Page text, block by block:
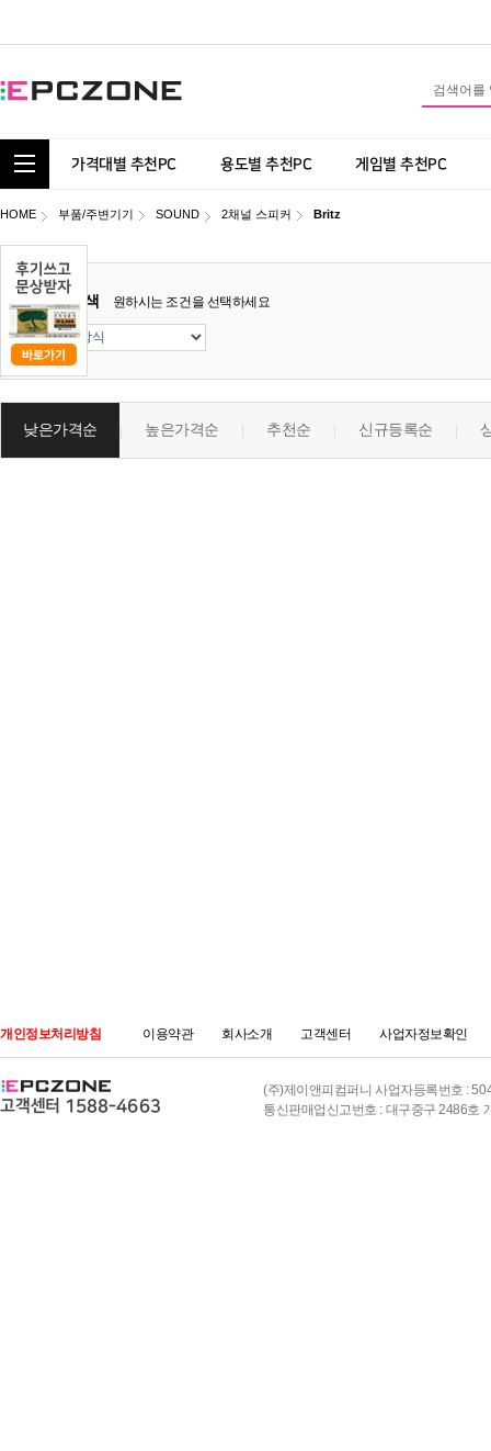
통합 카테고리 보기
가격대별 추천PC 용도별 추천PC 게임별 추천PC
HOME 부품/주변기기 SOUND 2채널 스피커 Britz
상세검색 원하시는 조건을 선택하세요
낮은가격순 높은가격순 추천순 신규등록순
개인정보처리방침 이용약관 회사소개 고객센터 사업자정보확인
(주)제이앤피컴퍼니 사업자등록번호 :
통신판매업신고번호 : 대구중구 2486호